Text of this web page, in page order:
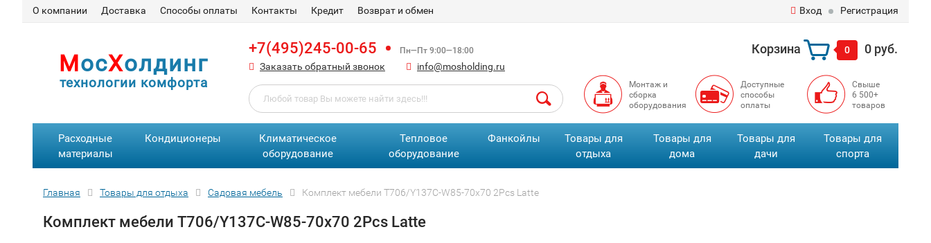
О компании Доставка Способы оплаты Контакты Кредит Возврат и обмен Вход Регистрация
МосХолдинг
технологии комфорта
+7(495)245-00-65 Пн—Пт 9:00—18:00
Заказать обратный звонок info@mosholding.ru
Корзина 0 0 руб.
Монтаж и
сборка
оборудования
Доступные
способы
оплаты
Свыше
6 500+
товаров
Расходные
материалы
Кондиционеры
Климатическое
оборудование
Тепловое
оборудование
Фанкойлы
Товары для
отдыха
Товары для
дома
Товары для
дачи
Товары для
спорта
Главная Товары для отдыха Садовая мебель Комплект мебели T706/Y137C-W85-70x70 2Pcs Latte
Комплект мебели T706/Y137C-W85-70x70 2Pcs Latte